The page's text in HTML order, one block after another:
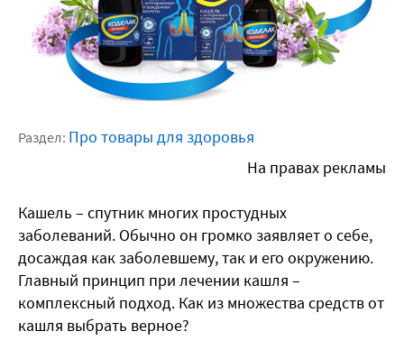
Раздел: Про товары для здоровья
На правах рекламы
Кашель – спутник многих простудных
заболеваний. Обычно он громко заявляет о себе,
досаждая как заболевшему, так и его окружению.
Главный принцип при лечении кашля –
комплексный подход. Как из множества средств от
кашля выбрать верное?